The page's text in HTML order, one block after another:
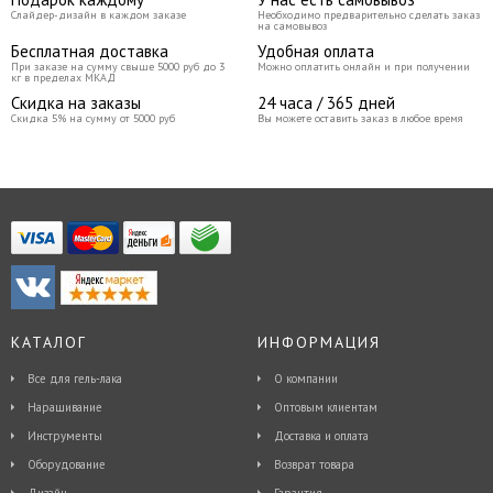
важно для тех, кто не хочет
перманентное тату; • нанести на свое
тело Flash Tattoo очень просто даже в
домашних условиях; • они нетоксичны
- экологичны и безопасны для кожи и
обладают высокой водостойкостью и
держатся около недели. Размер
Слайдер-дизайн в каждом заказе Необходимо предварительно сделать заказ
на самовывоз
Бесплатная доставка
При заказе на сумму свыше 5000 руб до 3
кг в пределах МКАД
Удобная оплата
Можно оплатить онлайн и при получении
Скидка на заказы
Скидка 5% на сумму от 5000 руб
24 часа / 365 дней
Вы можете оставить заказ в любое время
КАТАЛОГ
Все для гель-лака
Наращивание
Инструменты
Оборудование
ИНФОРМАЦИЯ
О компании
Оптовым клиентам
Доставка и оплата
Возврат товара